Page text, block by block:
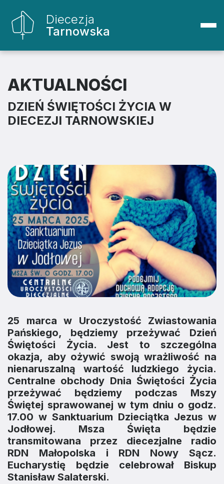
Diecezja
Tarnowska
AKTUALNOŚCI
DZIEŃ ŚWIĘTOŚCI ŻYCIA W
DIECEZJI TARNOWSKIEJ
25 marca w Uroczystość Zwiastowania
Pańskiego, będziemy przeżywać Dzień
Świętości Życia. Jest to szczególna
okazja, aby ożywić swoją wrażliwość na
nienaruszalną wartość ludzkiego życia.
Centralne obchody Dnia Świętości Życia
przeżywać będziemy podczas Mszy
Świętej sprawowanej w tym dniu o godz.
17.00 w Sanktuarium Dzieciątka Jezus w
Jodłowej. Msza Święta będzie
transmitowana przez diecezjalne radio
RDN Małopolska i RDN Nowy Sącz.
Eucharystię będzie celebrował Biskup
Stanisław Salaterski.